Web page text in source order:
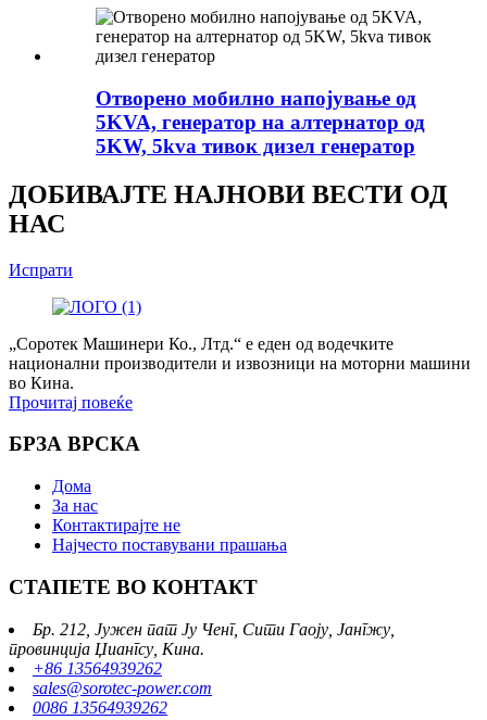
Отворено мобилно напојување од
5KVA, генератор на алтернатор од
5KW, 5kva тивок дизел генератор
ДОБИВАЈТЕ НАЈНОВИ ВЕСТИ ОД
НАС
Испрати
„Соротек Машинери Ко., Лтд.“ е еден од водечките
национални производители и извозници на моторни машини
во Кина.
Прочитај повеќе
БРЗА ВРСКА
Дома
За нас
Контактирајте не
Најчесто поставувани прашања
СТАПЕТЕ ВО КОНТАКТ
Бр. 212, Јужен пат Ју Ченг, Сити Гаоју, Јангжу,
провинција Џиангсу, Кина.
+86 13564939262
sales@sorotec-power.com
0086 13564939262